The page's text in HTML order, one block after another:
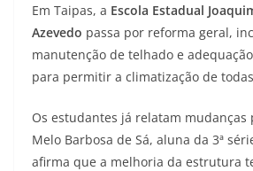
Em Taipas, a Escola Estadual
Azevedo passa por reforma geral,
manutenção de telhado e
para permitir a climatização de
Os estudantes já relatam mudanças
Melo Barbosa de Sá, aluna da 3ª
afirma que a melhoria da estrutura